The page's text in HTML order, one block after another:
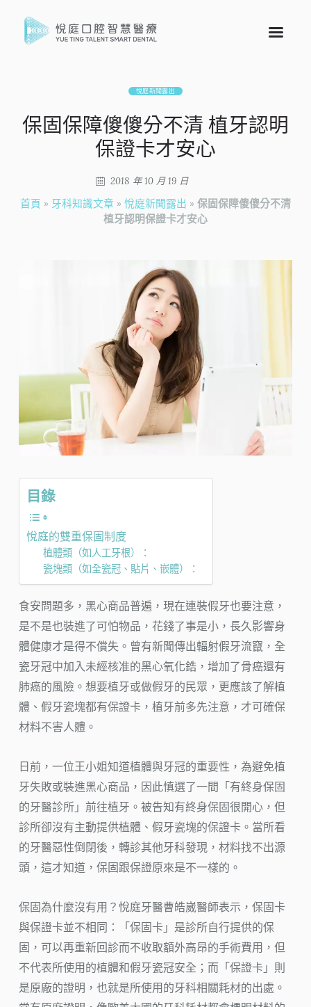
悅庭新聞露出
保固保障傻傻分不清 植牙認明
保證卡才安心
2018 年 10 月 19 日
首頁 » 牙科知識文章 » 悅庭新聞露出 » 保固保障傻傻分不清
植牙認明保證卡才安心
目錄
悅庭的雙重保固制度
植體類（如人工牙根）：
瓷塊類（如全瓷冠、貼片、嵌體）：
食安問題多，黑心商品普遍，現在連裝假牙也要注意，
是不是也裝進了可怕物品，花錢了事是小，長久影響身
體健康才是得不償失。曾有新聞傳出輻射假牙流竄，全
瓷牙冠中加入未經核准的黑心氧化鋯，增加了骨癌還有
肺癌的風險。想要植牙或做假牙的民眾，更應該了解植
體、假牙瓷塊都有保證卡，植牙前多先注意，才可確保
材料不害人體。
日前，一位王小姐知道植體與牙冠的重要性，為避免植
牙失敗或裝進黑心商品，因此慎選了一間「有終身保固
的牙醫診所」前往植牙。被告知有終身保固很開心，但
診所卻沒有主動提供植體、假牙瓷塊的保證卡。當所看
的牙醫惡性倒閉後，轉診其他牙科發現，材料找不出源
頭，這才知道，保固跟保證原來是不一樣的。
保固為什麼沒有用？悅庭牙醫曹皓崴醫師表示，保固卡
與保證卡並不相同：「保固卡」是診所自行提供的保
固，可以再重新回診而不收取額外高昂的手術費用，但
不代表所使用的植體和假牙瓷冠安全；而「保證卡」則
是原廠的證明，也就是所使用的牙科相關耗材的出處。